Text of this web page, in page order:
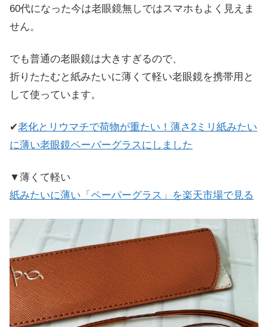
60代になった今は老眼鏡無しではスマホもよく見えま
せん。
でも普通の老眼鏡は大きすぎるので、
折りたたむと紙みたいに薄くて軽い老眼鏡を携帯用と
して使っています。
✔老化とリウマチで荷物が重たい！薄さ2ミリ紙みたい
に薄い老眼鏡ペーパーグラスにしました
▼薄くて軽い
紙みたいに薄い「ペーパーグラス」を楽天市場で見る